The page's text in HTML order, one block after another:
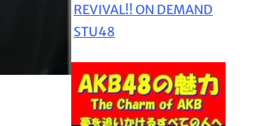
REVIVAL!! ON DEMAND
STU48